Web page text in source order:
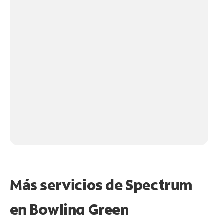
Más servicios de Spectrum
en Bowling Green